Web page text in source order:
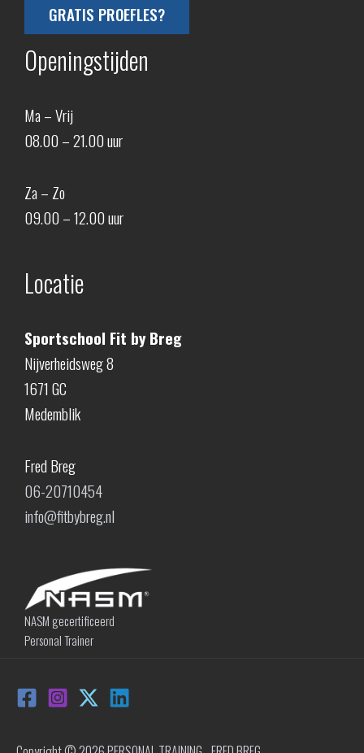
GRATIS PROEFLES?
Openingstijden
Ma – Vrij
08.00 – 21.00 uur
Za – Zo
09.00 – 12.00 uur
Locatie
Sportschool Fit by Breg
Nijverheidsweg 8
1671 GC
Medemblik
Fred Breg
06-20710454
info@fitbybreg.nl
NASM gecertificeerd
Personal Trainer